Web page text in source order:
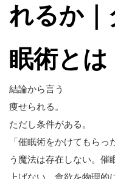
れるか
眠術とは
結論から言う
痩せられる。
ただし条件がある。
「催眠術をかけてもら
う魔法は存在しない。催
上げない。食欲を物理的